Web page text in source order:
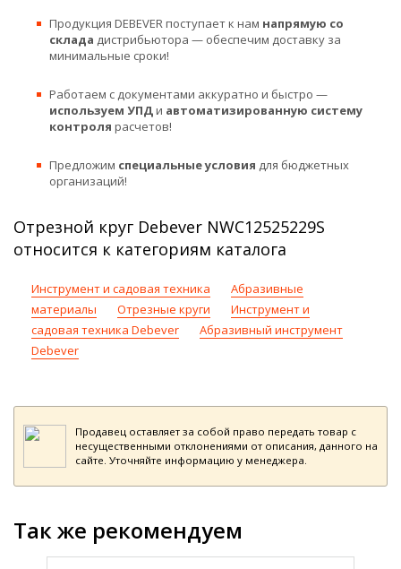
Продукция DEBEVER поступает к нам напрямую со
склада дистрибьютора — обеспечим доставку за
минимальные сроки!
Работаем с документами аккуратно и быстро —
используем УПДи автоматизированную систему
контроля расчетов!
Предложим специальные условия для бюджетных
организаций!
Отрезной круг Debever NWC12525229S
относится к категориям каталога
Инструмент и садовая техника
Абразивные
материалы
Отрезные круги
Инструмент и
садовая техника Debever
Абразивный инструмент
Debever
Продавец оставляет за собой право передать товар с
несущественными отклонениями от описания, данного на
сайте. Уточняйте информацию у менеджера.
Так же рекомендуем